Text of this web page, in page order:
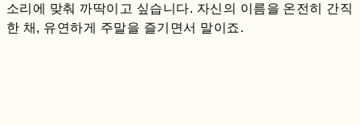
소리에 맞춰 까딱이고 싶습니다. 자신의 이름을 온전히 간직
한 채, 유연하게 주말을 즐기면서 말이죠.